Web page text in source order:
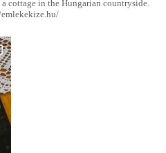
cottage in the Hungarian countryside.